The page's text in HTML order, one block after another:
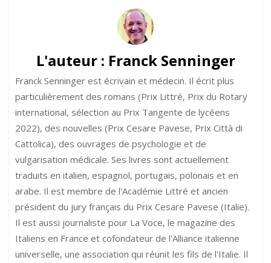
dans
Le
Figaro
sur
les
incroyables
vertus
du
café
L'auteur : Franck Senninger
Franck Senninger est écrivain et médecin. Il écrit plus
particulièrement des romans (Prix Littré, Prix du Rotary
international, sélection au Prix Tangente de lycéens
2022), des nouvelles (Prix Cesare Pavese, Prix Città di
Cattolica), des ouvrages de psychologie et de
vulgarisation médicale. Ses livres sont actuellement
traduits en italien, espagnol, portugais, polonais et en
arabe. Il est membre de l'Académie Littré et ancien
président du jury français du Prix Cesare Pavese (Italie).
Il est aussi journaliste pour La Voce, le magazine des
Italiens en France et cofondateur de l'Alliance italienne
universelle, une association qui réunit les fils de l'Italie. Il